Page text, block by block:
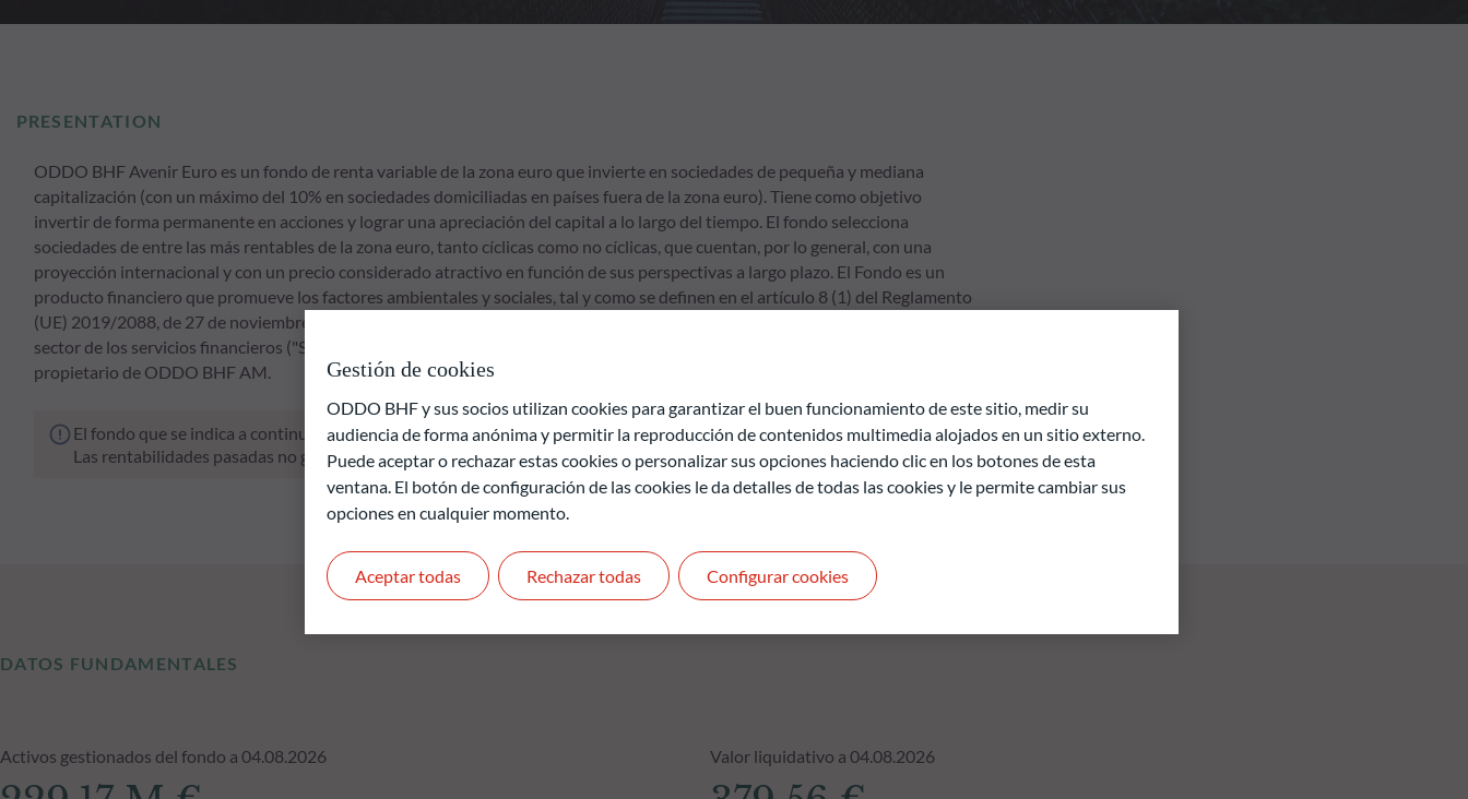
PRESENTATION
ODDO BHF Avenir Euro es un fondo de renta variable de la zona euro que invierte en sociedades de pequeña y mediana
capitalización (con un máximo del 10% en sociedades domiciliadas en países fuera de la zona euro). Tiene como objetivo
invertir de forma permanente en acciones y lograr una apreciación del capital a lo largo del tiempo. El fondo selecciona
sociedades de entre las más rentables de la zona euro, tanto cíclicas como no cíclicas, que cuentan, por lo general, con una
proyección internacional y con un precio considerado atractivo en función de sus perspectivas a largo plazo. El Fondo es un
producto financiero que promueve los factores ambientales y sociales, tal y como se definen en el artículo 8 (1) del Reglamento
(UE) 2019/2088, de 27 de noviembre de 2019, sobre la divulgación de información relacionada con la sostenibilidad en el
sector de los servicios financieros ("SFDR"). El enfoque ESG (ambiental y/o social y/o de gobernanza) se basa en el modelo
propietario de ODDO BHF AM.
El fondo que se indica a continuación conlleva un riesgo de pérdida de capital.
Las rentabilidades pasadas no garantizan resultados futuros y no son constantes en el tiempo
DATOS FUNDAMENTALES
Activos gestionados del fondo a 04.08.2026 Valor liquidativo a 04.08.2026
Gestión de cookies
ODDO BHF y sus socios utilizan cookies para garantizar el buen funcionamiento de este sitio, medir su
audiencia de forma anónima y permitir la reproducción de contenidos multimedia alojados en un sitio externo.
Puede aceptar o rechazar estas cookies o personalizar sus opciones haciendo clic en los botones de esta
ventana. El botón de configuración de las cookies le da detalles de todas las cookies y le permite cambiar sus
opciones en cualquier momento.
Rechazar todas
Aceptar todas Configurar cookies